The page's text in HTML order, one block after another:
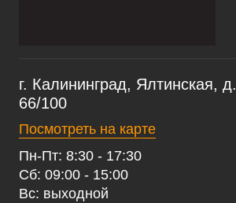
г. Калининград, Ялтинская, д.
66/100
Посмотреть на карте
Пн-Пт: 8:30 - 17:30
Сб: 09:00 - 15:00
Вс: выходной